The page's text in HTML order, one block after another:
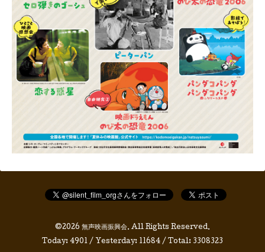
©2026 無声映画振興会. All Rights Reserved.
Today: 4901 / Yesterday: 11684 / Total: 3308323